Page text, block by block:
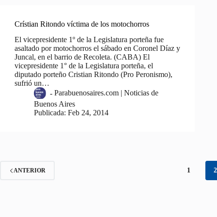
Crístian Ritondo víctima de los motochorros
El vicepresidente 1º de la Legislatura porteña fue
asaltado por motochorros el sábado en Coronel Díaz y
Juncal, en el barrio de Recoleta. (CABA) El
vicepresidente 1° de la Legislatura porteña, el
diputado porteño Cristian Ritondo (Pro Peronismo),
sufrió un…
- Parabuenosaires.com | Noticias de
Buenos Aires
Publicada: Feb 24, 2014
ANTERIOR 1 2